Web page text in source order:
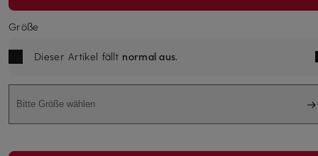
Größe
Dieser Artikel fällt normal aus.
Bitte Größe wählen